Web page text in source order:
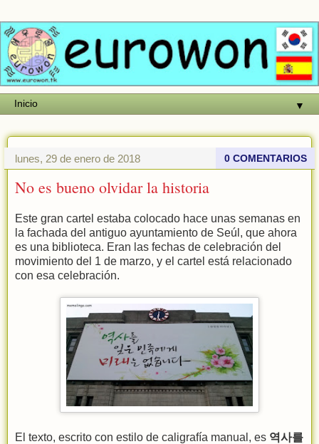
▼
lunes, 29 de enero de 2018 0 COMENTARIOS
No es bueno olvidar la historia
Este gran cartel estaba colocado hace unas semanas en
la fachada del antiguo ayuntamiento de Seúl, que ahora
es una biblioteca. Eran las fechas de celebración del
movimiento del 1 de marzo, y el cartel está relacionado
con esa celebración.
El texto, escrito con estilo de caligrafía manual, es 역사를